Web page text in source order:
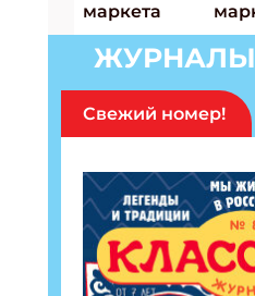
ЖУРНАЛЫ
Свежий номер!